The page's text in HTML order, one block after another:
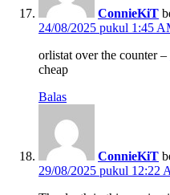
ConnieKiT
24/08/2025 pukul 1:45
orlistat over the counter –
cheap
Balas
ConnieKiT
29/08/2025 pukul 12:22